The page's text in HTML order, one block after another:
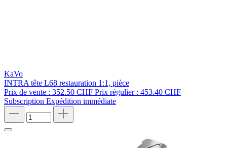
KaVo
INTRA tête L68 restauration 1:1, pièce
Prix de vente : 352.50 CHF Prix régulier : 453.40 CHF
Subscription Expédition immédiate